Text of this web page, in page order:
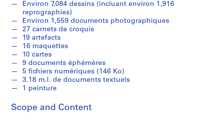
-
1
9
9
7
AP066.S1
S
e
i
Environ 7,084 dessins (incluant environ 1,916
reprographies)
Environ 1,559 documents photographiques
27 carnets de croquis
19 artefacts
16 maquettes
10 cartes
9 documents éphémères
5 fichiers numériques (146 Ko)
3.18 m.l. de documents textuels
1 peinture
Scope and Content